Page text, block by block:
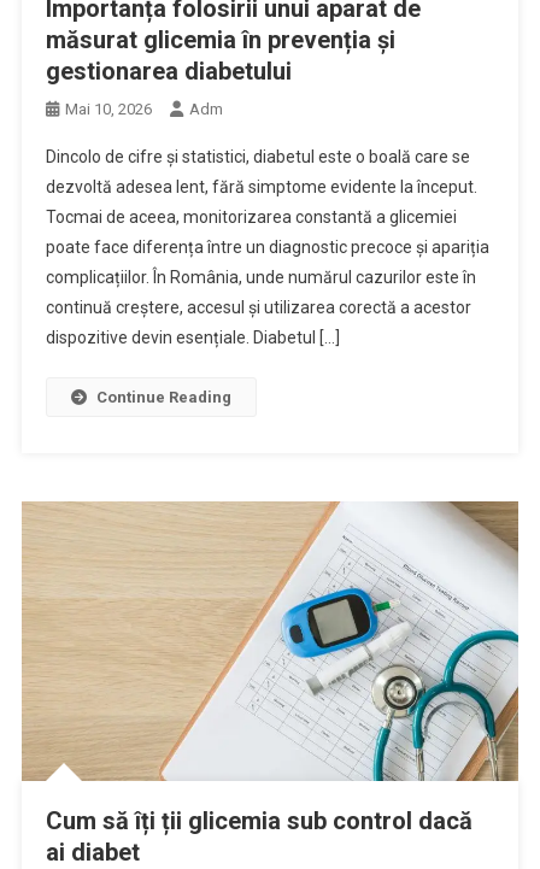
Importanța folosirii unui aparat de
măsurat glicemia în prevenția și
gestionarea diabetului
Mai 10, 2026 Adm
Dincolo de cifre și statistici, diabetul este o boală care se
dezvoltă adesea lent, fără simptome evidente la început.
Tocmai de aceea, monitorizarea constantă a glicemiei
poate face diferența între un diagnostic precoce și apariția
complicațiilor. În România, unde numărul cazurilor este în
continuă creștere, accesul și utilizarea corectă a acestor
dispozitive devin esențiale. Diabetul […]
Continue Reading
Cum să îți ții glicemia sub control dacă
ai diabet